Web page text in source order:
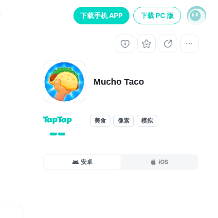
下载手机 APP 下载 PC 版
Mucho Taco
--
美食 像素 模拟
安卓 iOS